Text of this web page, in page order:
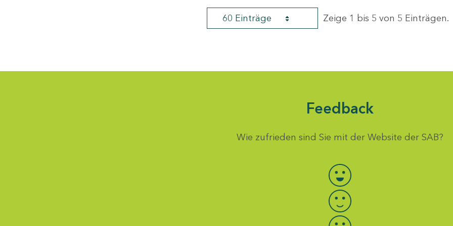
60 Einträge Zeige 1 bis 5 von 5 Einträgen.
Feedback
Wie zufrieden sind Sie mit der Website der SAB?
Bewertung auswählen